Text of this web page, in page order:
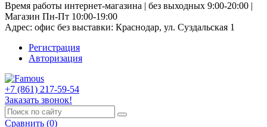
Время работы интернет-магазина | без выходных 9:00-20:00 |
Магазин Пн-Пт 10:00-19:00
Адрес: офис без выставки: Краснодар, ул. Суздальская 1
Регистрация
Авторизация
+7 (861) 217-59-54
Заказать звонок!
Сравнить (0)